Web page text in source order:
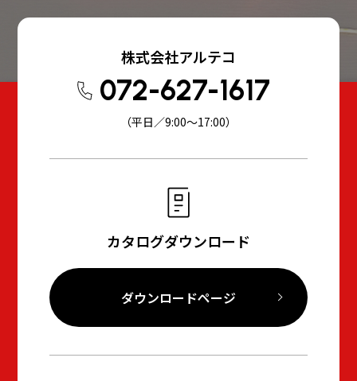
株式会社アルテコ
072-627-1617
（平日／9:00～17:00）
カタログダウンロード
ダウンロードページ